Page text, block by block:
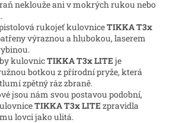
neklouže ani v mokrých rukou nebo
rukojeť kulovniceTIKKA T3x
výraznou a hlubokou, laserem
kulovnicTIKKA T3x LITEje
botkou z přírodní pryže, která
zpětný ráz zbraně.
jsou nám svou postavou podobní,
TIKKA T3x LITEzpravidla
lovci jako ulitá.